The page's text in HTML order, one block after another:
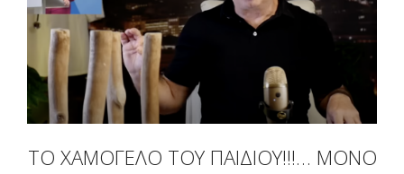
TΟ ΧΑΜΌΓΕΛΟ ΤΟΥ ΠΑΙΔΙΟΎ!!!… ΜΌΝΟ